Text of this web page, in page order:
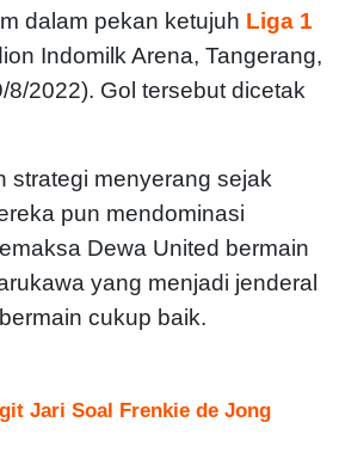
dalam pekan ketujuh Liga 1
Indomilk Arena, Tangerang,
8/2022). Gol tersebut dicetak
strategi menyerang sejak
pun mendominasi
Dewa United bermain
yang menjadi jenderal
cukup baik.
Jari Soal Frenkie de Jong